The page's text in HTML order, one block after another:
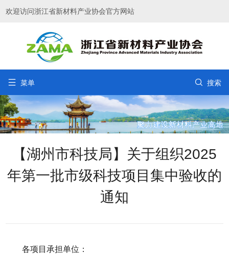
欢迎访问浙江省新材料产业协会官方网站
 菜单  搜索
【湖州市科技局】关于组织2025
年第一批市级科技项目集中验收的
通知
各项目承担单位：